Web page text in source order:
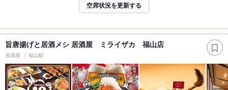
空席状況を更新する
旨唐揚げと居酒メシ 居酒屋 ミライザカ 福山店
居酒屋 福山駅